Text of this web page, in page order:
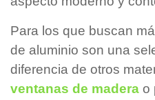
Para los que buscan
de aluminio son una
diferencia de otros
ventanas de madera o